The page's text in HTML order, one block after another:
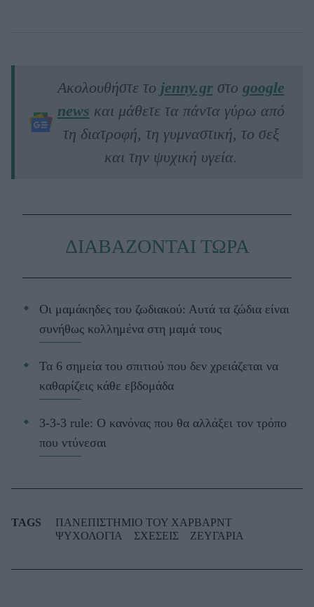
Ακολουθήστε το jenny.grστο google
news και μάθετε τα πάντα γύρω από
τη διατροφή, τη γυμναστική, το σεξ
και την ψυχική υγεία.
ΔΙΑΒΑΖΟΝΤΑΙ ΤΩΡΑ
Οι μαμάκηδες του ζωδιακού: Αυτά τα ζώδια είναι
συνήθως κολλημένα στη μαμά τους
Τα 6 σημεία του σπιτιού που δεν χρειάζεται να
καθαρίζεις κάθε εβδομάδα
3-3-3 rule: Ο κανόνας που θα αλλάξει τον τρόπο
που ντύνεσαι
TAGS
ΠΑΝΕΠΙΣΤΗΜΙΟ ΤΟΥ ΧΑΡΒΑΡΝΤ
ΨΥΧΟΛΟΓΙΑ
ΣΧΕΣΕΙΣ ΖΕΥΓΑΡΙΑ